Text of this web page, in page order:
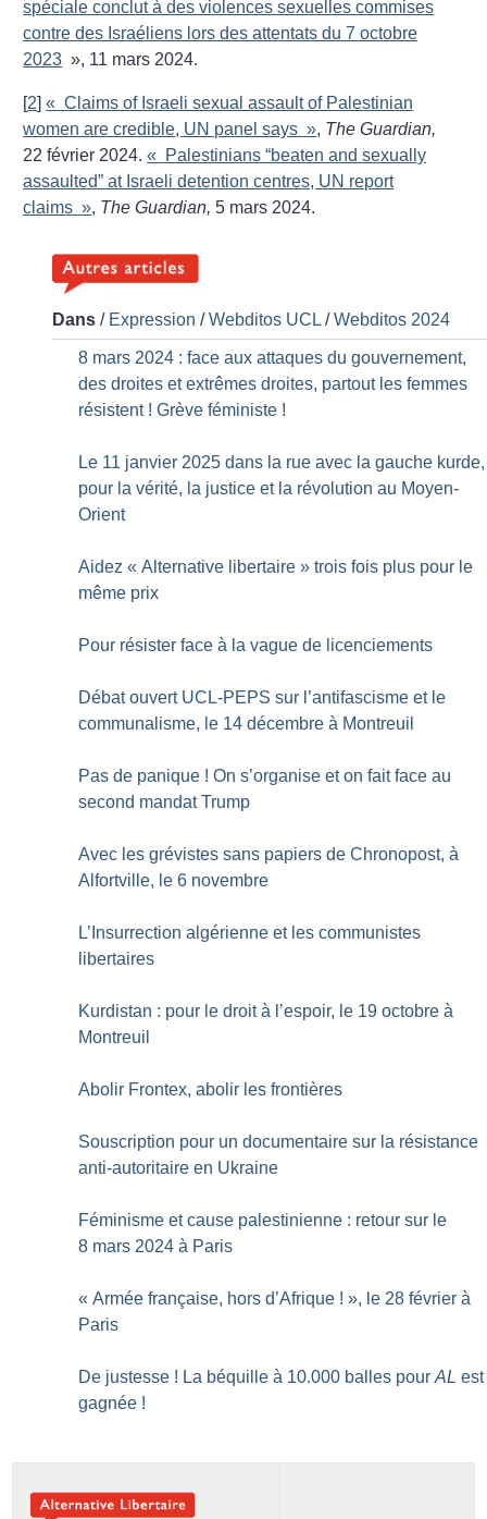
spéciale conclut à des violences sexuelles commises
contre des Israéliens lors des attentats du 7 octobre
2023 », 11 mars 2024.
[2]« Claims of Israeli sexual assault of Palestinian
women are credible, UN panel says », The Guardian,
22 février 2024.«
Palestinians “beaten and sexually
assaulted” at Israeli detention centres, UN report
claims », The Guardian, 5 mars 2024.
Dans / Expression /Webditos UCL /Webditos 2024
8 mars 2024 : face aux attaques du gouvernement,
des droites et extrêmes droites, partout les femmes
résistent ! Grève féministe !
Le 11 janvier 2025 dans la rue avec la gauche kurde,
pour la vérité, la justice et la révolution au Moyen-
Orient
Aidez « Alternative libertaire » trois fois plus pour le
même prix
Pour résister face à la vague de licenciements
Débat ouvert UCL-PEPS sur l’antifascisme et le
communalisme, le 14 décembre à Montreuil
Pas de panique ! On s’organise et on fait face au
second mandat Trump
Avec les grévistes sans papiers de Chronopost, à
Alfortville, le 6 novembre
L’Insurrection algérienne et les communistes
libertaires
Kurdistan : pour le droit à l’espoir, le 19 octobre à
Montreuil
Abolir Frontex, abolir les frontières
Souscription pour un documentaire sur la résistance
anti-autoritaire en Ukraine
Féminisme et cause palestinienne : retour sur le
8 mars 2024 à Paris
« Armée française, hors d’Afrique ! », le 28 février à
Paris
De justesse ! La béquille à 10.000 balles pourAL est
gagnée !